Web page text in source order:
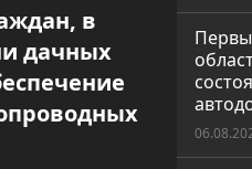
в
дачных